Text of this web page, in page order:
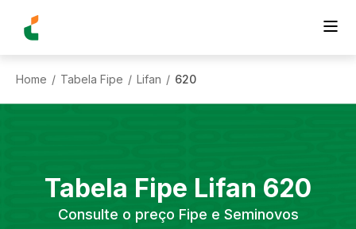
Home / Tabela Fipe / Lifan / 620
Tabela Fipe Lifan 620
Consulte o preço Fipe e Seminovos